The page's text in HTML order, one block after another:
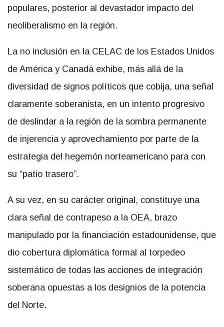
populares, posterior al devastador impacto del
neoliberalismo en la región.
La no inclusión en la CELAC de los Estados Unidos
de América y Canadá exhibe, más allá de la
diversidad de signos políticos que cobija, una señal
claramente soberanista, en un intento progresivo
de deslindar a la región de la sombra permanente
de injerencia y aprovechamiento por parte de la
estrategia del hegemón norteamericano para con
su “patio trasero”.
A su vez, en su carácter original, constituye una
clara señal de contrapeso a la OEA, brazo
manipulado por la financiación estadounidense, que
dio cobertura diplomática formal al torpedeo
sistemático de todas las acciones de integración
soberana opuestas a los designios de la potencia
del Norte.